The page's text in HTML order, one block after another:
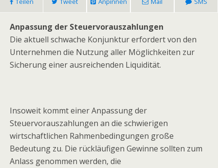
Anpassung der Steuervorauszahlungen
Die aktuell schwache Konjunktur erfordert von den
Unternehmen die Nutzung aller Möglichkeiten zur
Sicherung einer ausreichenden Liquidität.
Insoweit kommt einer Anpassung der
Steuervorauszahlungen an die schwierigen
wirtschaftlichen Rahmenbedingungen große
Bedeutung zu. Die rückläufigen Gewinne sollten zum
Anlass genommen werden, die